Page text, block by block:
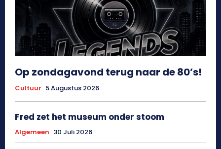
Op zondagavond terug naar de 80’s!
Cultuur 5 Augustus 2026
Fred zet het museum onder stoom
Algemeen 30 Juli 2026